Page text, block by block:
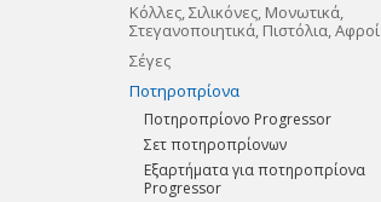
Κόλλες, Σιλικόνες, Μονωτικά,
Στεγανοποιητικά, Πιστόλια, Αφροί
Σέγες
Ποτηροπρίονα
Ποτηροπρίονo Progressor
Σετ ποτηροπρίονων
Εξαρτήματα για ποτηροπρίονα
Progressor